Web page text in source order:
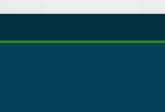
شرط واجب للخروج من حالة الجمود